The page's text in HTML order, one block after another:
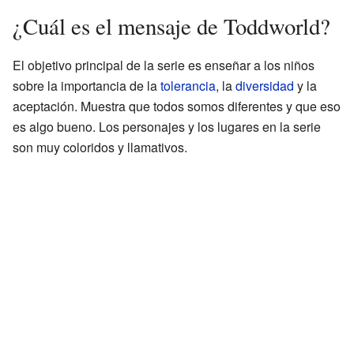
¿Cuál es el mensaje de Toddworld?
El objetivo principal de la serie es enseñar a los niños
sobre la importancia de latolerancia, ladiversidad y la
aceptación. Muestra que todos somos diferentes y que eso
es algo bueno. Los personajes y los lugares en la serie
son muy coloridos y llamativos.